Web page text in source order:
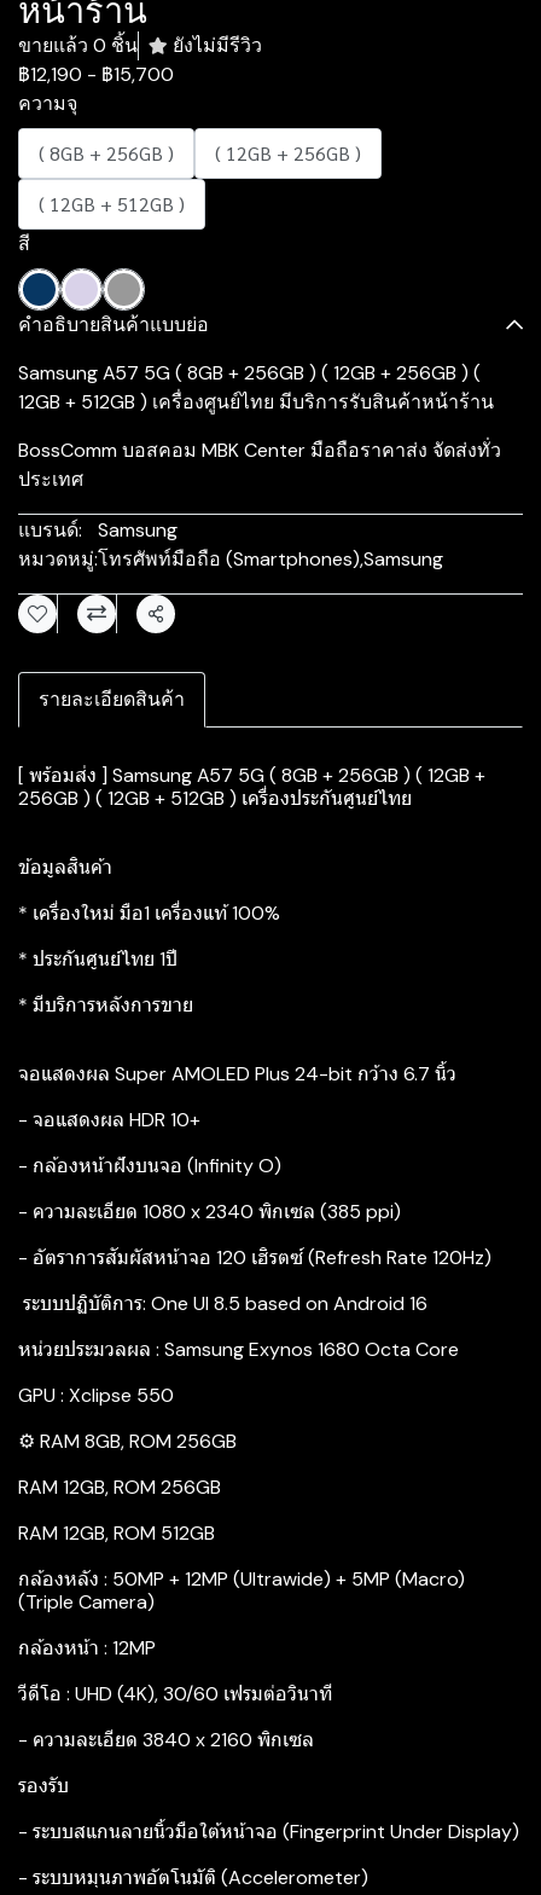
หน้าร้าน
ขายแล้ว 0 ชิ้น
ยังไม่มีรีวิว
฿12,190 - ฿15,700
ความจุ
( 8GB + 256GB )
( 12GB + 256GB )
( 12GB + 512GB )
สี
คำอธิบายสินค้าแบบย่อ
Samsung A57 5G ( 8GB + 256GB ) ( 12GB + 256GB ) (
12GB + 512GB ) เครื่องศูนย์ไทย มีบริการรับสินค้าหน้าร้าน
BossComm บอสคอม MBK Center มือถือราคาส่ง จัดส่งทั่ว
ประเทศ
แบรนด์:
Samsung
หมวดหมู่:โทรศัพท์มือถือ (Smartphones),Samsung
แชร์
รายละเอียดสินค้า
[ พร้อมส่ง ] Samsung A57 5G ( 8GB + 256GB ) ( 12GB +
256GB ) ( 12GB + 512GB ) เครื่องประกันศูนย์ไทย
ข้อมูลสินค้า
* เครื่องใหม่ มือ1 เครื่องแท้ 100%
* ประกันศูนย์ไทย 1ปี
* มีบริการหลังการขาย
จอแสดงผล Super AMOLED Plus 24-bit กว้าง 6.7 นิ้ว
- จอแสดงผล HDR 10+
- กล้องหน้าฝังบนจอ (Infinity O)
- ความละเอียด 1080 x 2340 พิกเซล (385 ppi)
- อัตราการสัมผัสหน้าจอ 120 เฮิรตซ์ (Refresh Rate 120Hz)
‍ ระบบปฏิบัติการ: One UI 8.5 based on Android 16
หน่วยประมวลผล : Samsung Exynos 1680 Octa Core
GPU : Xclipse 550
⚙️ RAM 8GB, ROM 256GB
RAM 12GB, ROM 256GB
RAM 12GB, ROM 512GB
กล้องหลัง : 50MP + 12MP (Ultrawide) + 5MP (Macro)
(Triple Camera)
กล้องหน้า : 12MP
วีดีโอ : UHD (4K), 30/60 เฟรมต่อวินาที
- ความละเอียด 3840 x 2160 พิกเซล
รองรับ
- ระบบสแกนลายนิ้วมือใต้หน้าจอ (Fingerprint Under Display)
- ระบบหมุนภาพอัตโนมัติ (Accelerometer)